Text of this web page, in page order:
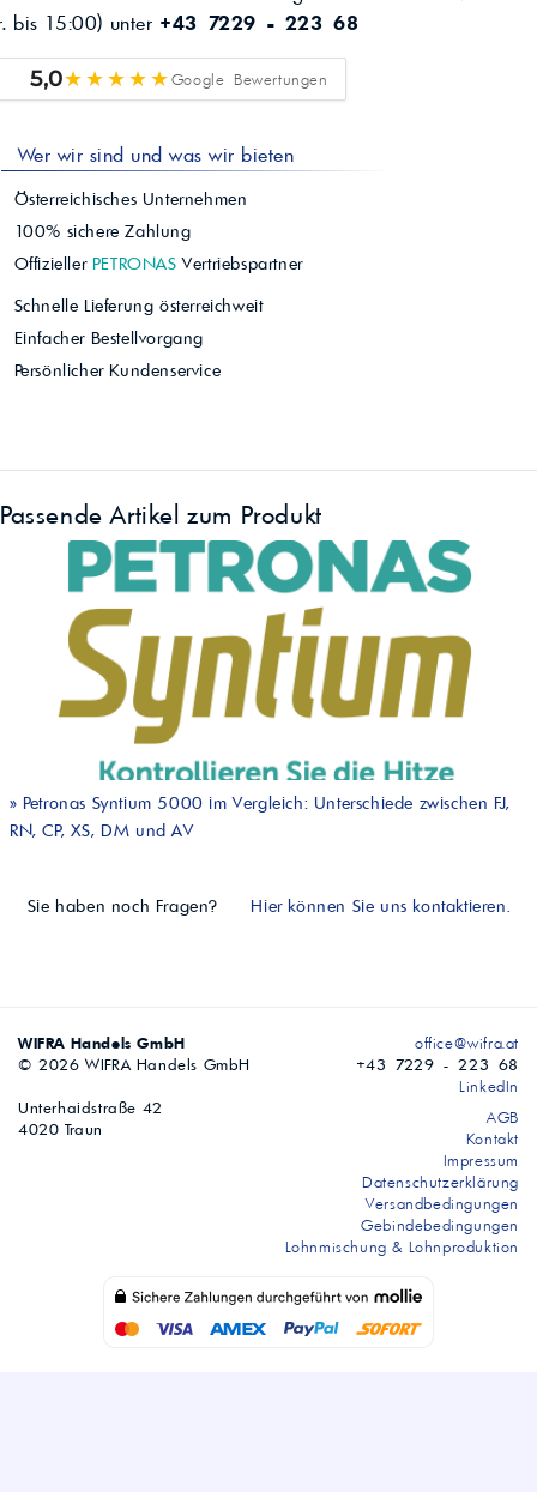
bis 15:00) unter +43 7229 - 223 68
5,0★★★★★Google Bewertungen
Wer wir sind und was wir bieten
Österreichisches Unternehmen
100% sichere Zahlung
Offizieller PETRONAS Vertriebspartner
Schnelle Lieferung österreichweit
Einfacher Bestellvorgang
Persönlicher Kundenservice
Passende Artikel zum Produkt
» Petronas Syntium 5000 im Vergleich: Unterschiede zwischen FJ,
RN, CP, XS, DM und AV
Sie haben noch Fragen? Hier können Sie uns kontaktieren.
WIFRA Handels GmbH
© 2026 WIFRA Handels GmbH
Unterhaidstraße 42
4020 Traun
office@wifra.at
+43 7229 - 223 68
LinkedIn
AGB
Kontakt
Impressum
Datenschutzerklärung
Versandbedingungen
Gebindebedingungen
Lohnmischung & Lohnproduktion